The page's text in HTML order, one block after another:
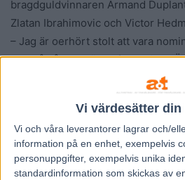
Vi värdesätter
Vi och våra leverantorer lagrar och/
information på en enhet, exempelvis
personuppgifter, exempelvis unika
standardinformation som skickas av
bragdguldvinnaren Armand
Zlatan Ibrahimovic och Victor
– Jag är oerhört stolt att vara
det två gånger känns fantastiskt.
alla gjort enorma
dom känns otroligt stort. Jag är
svenska idrotten i världen genom
till Trav365.
Motiveringen för Björn Goops
Med hästen Face Time Bourbon